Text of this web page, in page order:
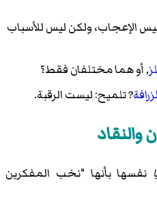
الإعجاب، ولكن ليس للأسباب
, أو هما مختلفان فقط؟
? تلميح: ليست الرقبة.
والنقاد
نفسها بأنها "نخب المفكرين